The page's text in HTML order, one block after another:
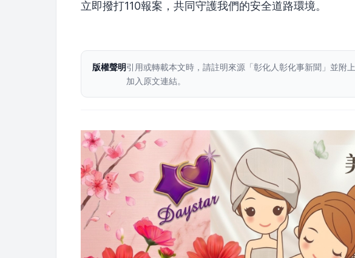
立即撥打110報案，共同守護我們的安全道路環境。
版權聲明引用或轉載本文時，請註明來源「彰化人彰化事新聞」並附上
加入原文連結。